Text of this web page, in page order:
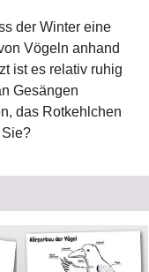
der Winter eine
Vögeln anhand
ist es relativ ruhig
Gesängen
das Rotkehlchen